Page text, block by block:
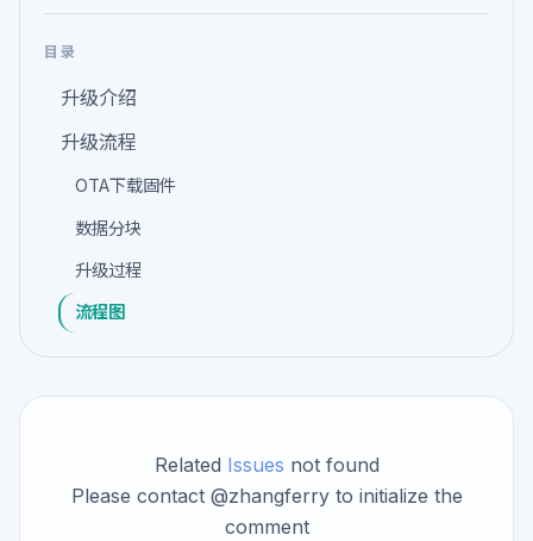
目录
升级介绍
升级流程
OTA下载固件
数据分块
升级过程
流程图
Related Issues not found
Please contact @zhangferry to initialize the
comment